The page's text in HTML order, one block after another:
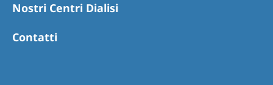
Nostri Centri Dialisi
Contatti